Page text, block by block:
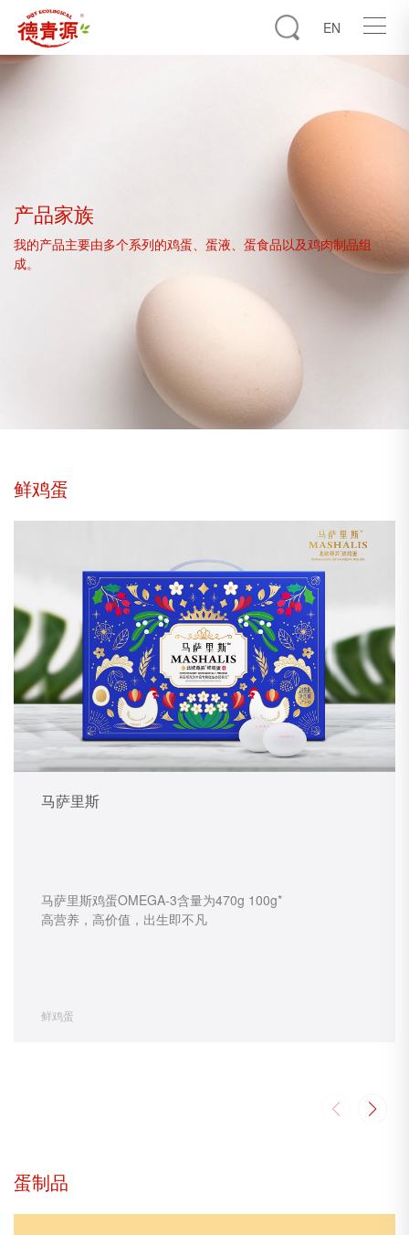
EN
产品家族
我的产品主要由多个系列的鸡蛋、蛋液、蛋食品以及鸡肉制品组
成。
鲜鸡蛋
马萨里斯
马萨里斯鸡蛋OMEGA-3含量为470g 100g*
高营养，高价值，出生即不凡
鲜鸡蛋
蛋制品